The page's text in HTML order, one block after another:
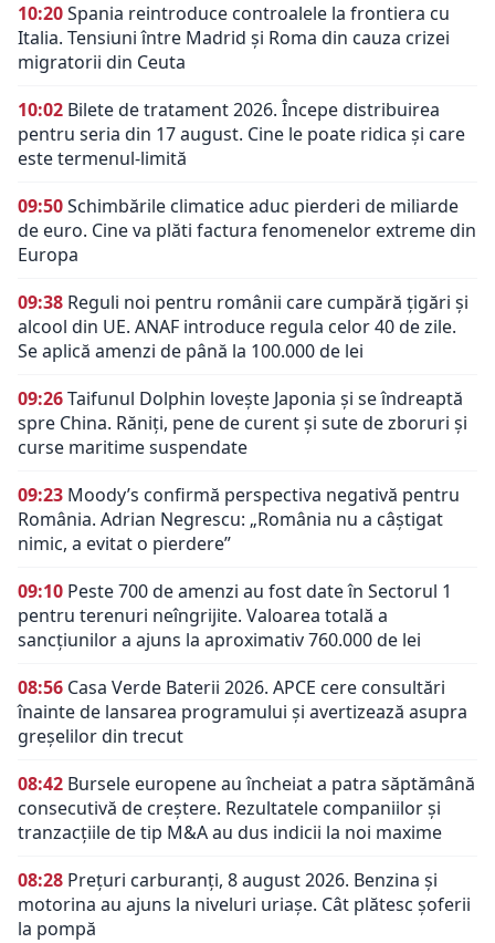
10:20Spania reintroduce controalele la frontiera cu
Italia. Tensiuni între Madrid și Roma din cauza crizei
migratorii din Ceuta
10:02 Bilete de tratament 2026. Începe distribuirea
pentru seria din 17 august. Cine le poate ridica și care
este termenul-limită
09:50Schimbările climatice aduc pierderi de miliarde
de euro. Cine va plăti factura fenomenelor extreme din
Europa
09:38 Reguli noi pentru românii care cumpără țigări și
alcool din UE. ANAF introduce regula celor 40 de zile.
Se aplică amenzi de până la 100.000 de lei
09:26Taifunul Dolphin lovește Japonia și se îndreaptă
spre China. Răniți, pene de curent și sute de zboruri și
curse maritime suspendate
09:23 Moody’s confirmă perspectiva negativă pentru
România. Adrian Negrescu: „România nu a câștigat
nimic, a evitat o pierdere”
09:10 Peste 700 de amenzi au fost date în Sectorul 1
pentru terenuri neîngrijite. Valoarea totală a
sancțiunilor a ajuns la aproximativ 760.000 de lei
08:56 Casa Verde Baterii 2026. APCE cere consultări
înainte de lansarea programului și avertizează asupra
greșelilor din trecut
08:42 Bursele europene au încheiat a patra săptămână
consecutivă de creștere. Rezultatele companiilor și
tranzacțiile de tip M&A au dus indicii la noi maxime
08:28 Prețuri carburanți, 8 august 2026. Benzina și
motorina au ajuns la niveluri uriașe. Cât plătesc șoferii
la pompă